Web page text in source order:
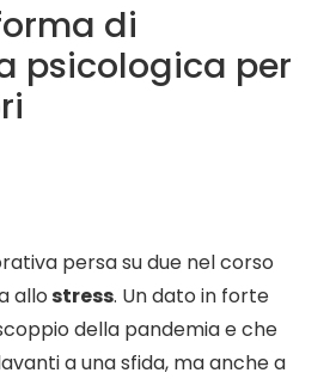
di
psicologica per
persa su due nel corso
allostress. Un dato in forte
della pandemia e che
a una sfida, ma anche a